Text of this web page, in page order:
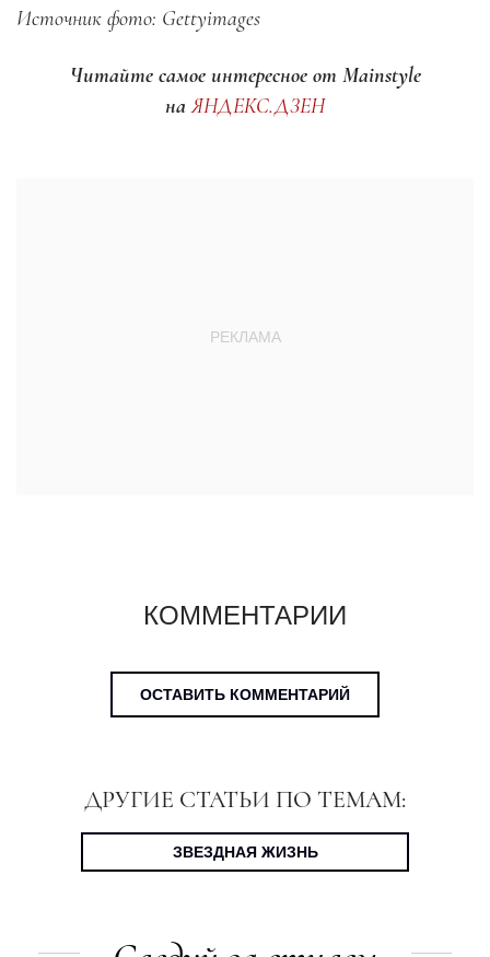
Источник фото: Gettyimages
Читайте самое интересное от Mainstyle
наЯНДЕКС.ДЗЕН
КОММЕНТАРИИ
ОСТАВИТЬ КОММЕНТАРИЙ
ДРУГИЕ СТАТЬИ ПО ТЕМАМ:
ЗВЕЗДНАЯ ЖИЗНЬ